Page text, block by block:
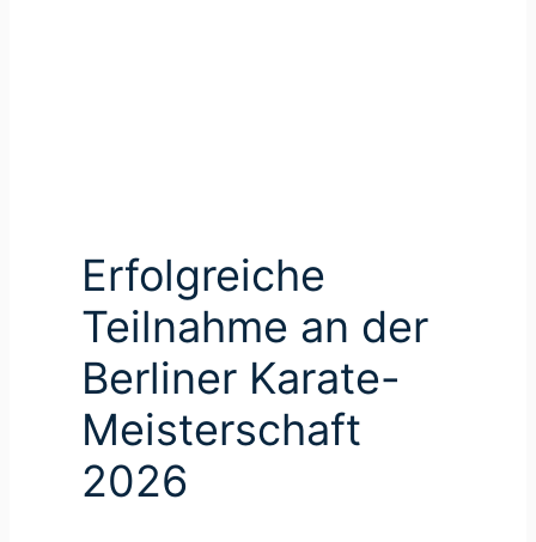
Erfolgreiche
Teilnahme an der
Berliner Karate-
Meisterschaft
2026